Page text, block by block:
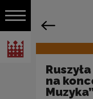
Włącz nawigację
Narodowe Centrum
Nawigacja
na